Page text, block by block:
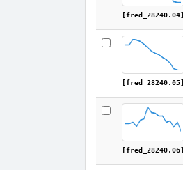
[fred_28240.04]
[fred_28240.05]
[fred_28240.06]